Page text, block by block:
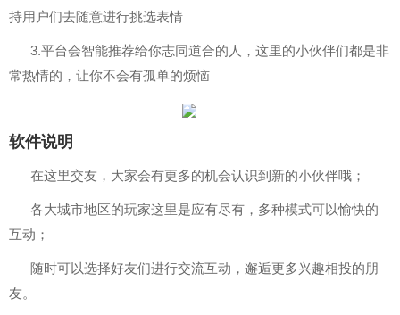
持用户们去随意进行挑选表情
3.平台会智能推荐给你志同道合的人，这里的小伙伴们都是非
常热情的，让你不会有孤单的烦恼
软件说明
在这里交友，大家会有更多的机会认识到新的小伙伴哦；
各大城市地区的玩家这里是应有尽有，多种模式可以愉快的
互动；
随时可以选择好友们进行交流互动，邂逅更多兴趣相投的朋
友。